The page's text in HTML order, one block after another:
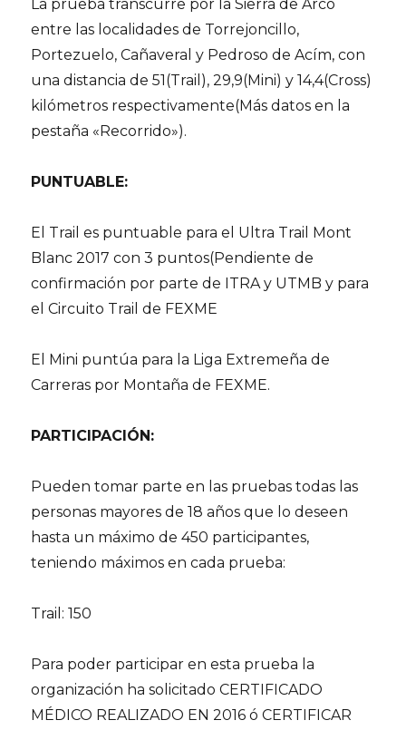
La prueba transcurre por la Sierra de Arco
entre las localidades de Torrejoncillo,
Portezuelo, Cañaveral y Pedroso de Acím, con
una distancia de 51(Trail), 29,9(Mini) y 14,4(Cross)
kilómetros respectivamente(Más datos en la
pestaña «Recorrido»).
PUNTUABLE:
El Trail es puntuable para el Ultra Trail Mont
Blanc 2017 con 3 puntos(Pendiente de
confirmación por parte de ITRA y UTMB y para
el Circuito Trail de FEXME
El Mini puntúa para la Liga Extremeña de
Carreras por Montaña de FEXME.
PARTICIPACIÓN:
Pueden tomar parte en las pruebas todas las
personas mayores de 18 años que lo deseen
hasta un máximo de 450 participantes,
teniendo máximos en cada prueba:
Trail: 150
Para poder participar en esta prueba la
organización ha solicitado CERTIFICADO
MÉDICO REALIZADO EN 2016 ó CERTIFICAR